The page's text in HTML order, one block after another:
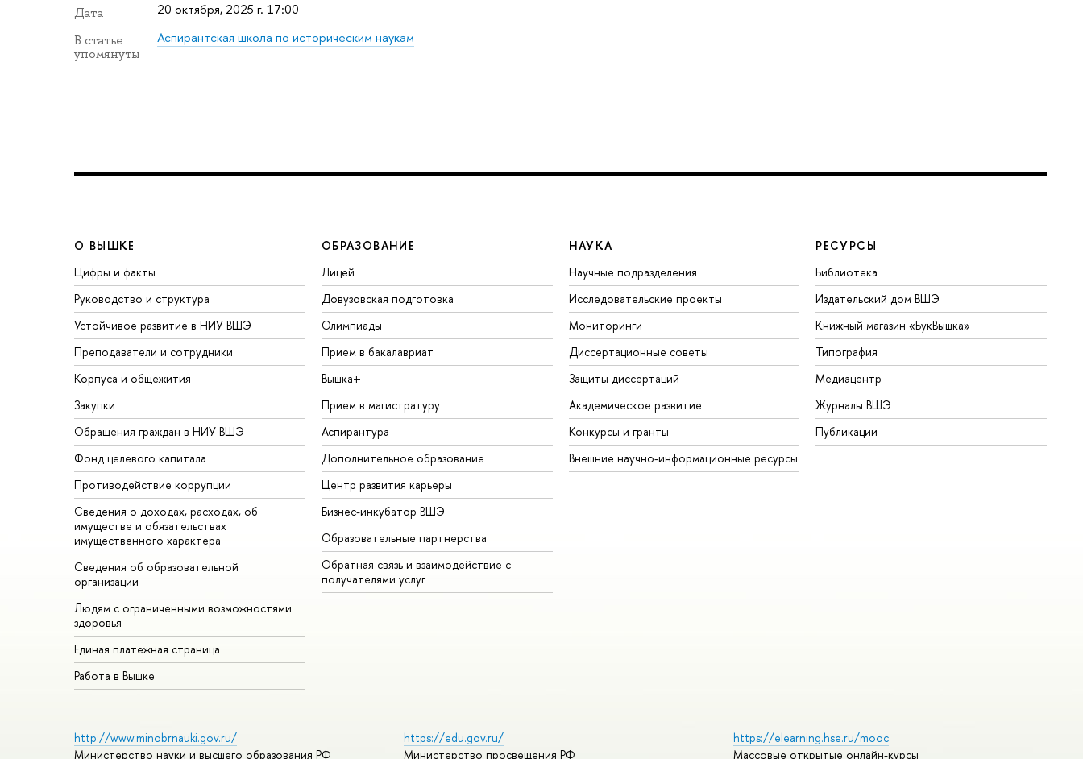
Дата 20 октября, 2025 г. 17:00
В статье
упомянуты
Аспирантская школа по историческим наукам
О ВЫШКЕ
Цифры и факты
Руководство и структура
Устойчивое развитие в НИУ ВШЭ
Преподаватели и сотрудники
Корпуса и общежития
Закупки
Обращения граждан в НИУ ВШЭ
Фонд целевого капитала
Противодействие коррупции
Сведения о доходах, расходах, об
имуществе и обязательствах
имущественного характера
Сведения об образовательной
организации
Людям с ограниченными возможностями
здоровья
Единая платежная страница
Работа в Вышке
ОБРАЗОВАНИЕ
Лицей
Довузовская подготовка
Олимпиады
Прием в бакалавриат
Вышка+
Прием в магистратуру
Аспирантура
Дополнительное образование
Центр развития карьеры
Бизнес-инкубатор ВШЭ
Образовательные партнерства
Обратная связь и взаимодействие с
получателями услуг
НАУКА
Научные подразделения
Исследовательские проекты
Мониторинги
Диссертационные советы
Защиты диссертаций
Академическое развитие
Конкурсы и гранты
Внешние научно-информационные ресурсы
РЕСУРСЫ
Библиотека
Издательский дом ВШЭ
Книжный магазин «БукВышка»
Типография
Медиацентр
Журналы ВШЭ
Публикации
http://www.minobrnauki.gov.ru/
Министерство науки и высшего образования РФ
https://edu.gov.ru/
Министерство просвещения РФ
https://elearning.hse.ru/mooc
Массовые открытые онлайн-курсы